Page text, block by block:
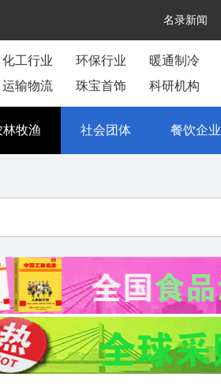
名录新闻
化工行业 环保行业 暖通制冷
运输物流 珠宝首饰 科研机构
林牧渔 社会团体 餐饮企业